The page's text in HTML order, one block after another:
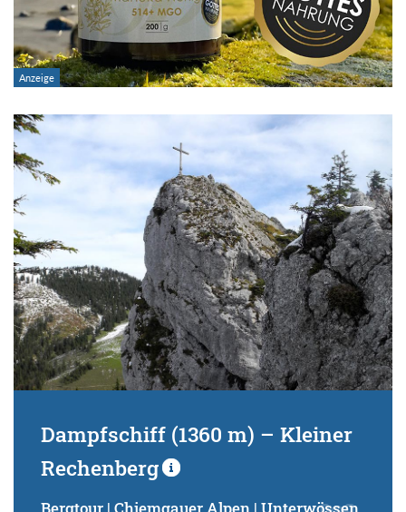
Dampfschiff (1360 m) – Kleiner
Rechenberg
Bergtour | Chiemgauer Alpen | Unterwössen